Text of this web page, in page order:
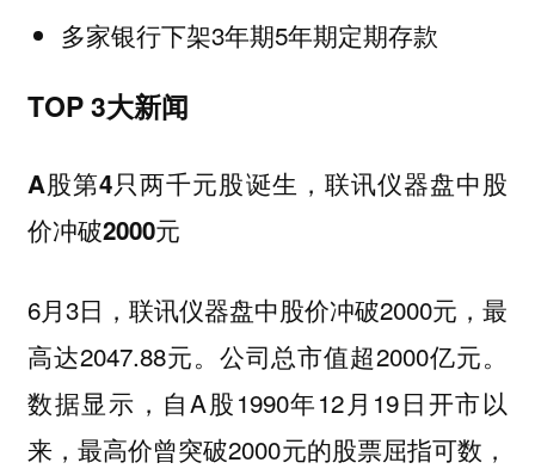
多家银行下架3年期5年期定期存款
TOP 3大新闻
A股第4只两千元股诞生，联讯仪器盘中股
价冲破2000元
6月3日，联讯仪器盘中股价冲破2000元，最
高达2047.88元。公司总市值超2000亿元。
数据显示，自A股1990年12月19日开市以
来，最高价曾突破2000元的股票屈指可数，